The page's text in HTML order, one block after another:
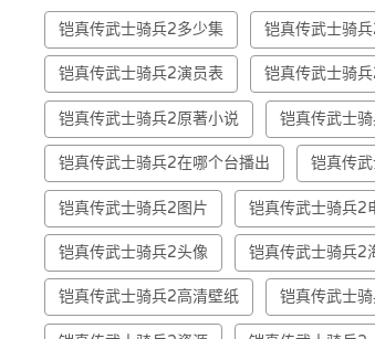
铠真传武士骑兵2多少集 铠真传武士骑
铠真传武士骑兵2演员表 铠真传武士骑
铠真传武士骑兵2原著小说 铠真传武士
铠真传武士骑兵2在哪个台播出 铠真传
铠真传武士骑兵2图片 铠真传武士骑兵2
铠真传武士骑兵2头像 铠真传武士骑兵2
铠真传武士骑兵2高清壁纸 铠真传武士